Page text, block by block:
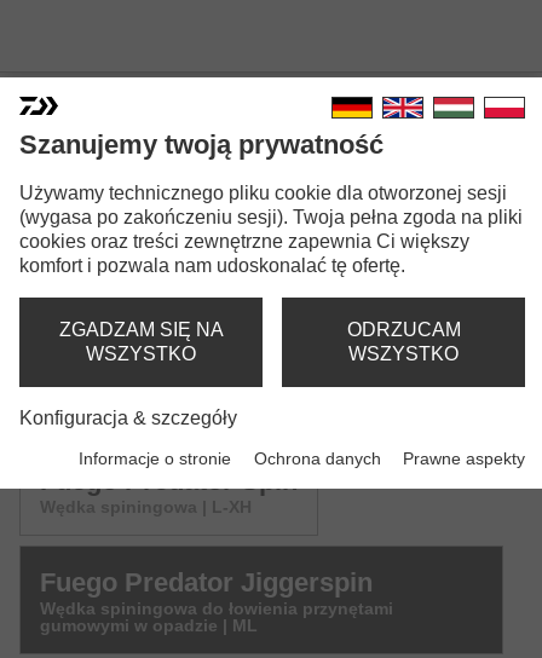
FUEGO PREDATOR SPIN
Ostrzeżenia bezpieczeństwa GPSR (PDF)
Wersje modeli: 3
Fuego Predator Spin
Wędka spiningowa | L-XH
Fuego Predator Jiggerspin
Wędka spiningowa do łowienia przynętami
gumowymi w opadzie | ML
Szanujemy twoją prywatność
Używamy technicznego pliku cookie dla otworzonej sesji
(wygasa po zakończeniu sesji). Twoja pełna zgoda na pliki
cookies oraz treści zewnętrzne zapewnia Ci większy
komfort i pozwala nam udoskonalać tę ofertę.
ZGADZAM SIĘ NA
WSZYSTKO
ODRZUCAM
WSZYSTKO
Konfiguracja & szczegóły
Informacje o stronie Ochrona danych Prawne aspekty